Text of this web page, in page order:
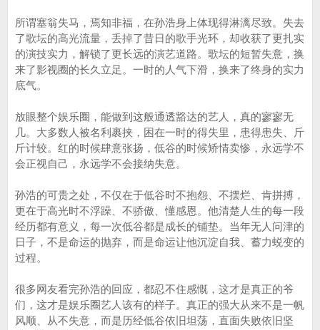
所谓塞翁失马，焉知非福，在孙浩身上体现得淋漓尽致。失去
了歌坛的高光流量，丢掉了昔日的歌手光环，却收获了更扎实
的演技实力，解锁了更长远的演艺道路。歌坛的短暂失意，换
来了影视圈的长久立足。一时的人气下滑，换来了终身的实力
底气。
放眼整个娱乐圈，能做到这般通透豁达的艺人，真的寥寥无
几。大多数人被名利裹挟，困在一时的得失里，患得患失、斤
斤计较。红的时候肆意张扬，低谷的时候矫情卖惨，永远学不
会正视自己，永远学不会接纳失意。
孙浩的可贵之处，不仅在于低谷时不抱怨、不摆烂、肯拼搏，
更在于高光时不浮躁、不骄傲、懂感恩。他清楚人生的每一段
经历都有意义，每一次低谷都是成长的铺垫。当年无人问津的
日子，不是命运的抛弃，而是命运让他沉淀自我、蓄力蜕变的
过程。
很多网友看完孙浩的回应，都忍不住感慨，这才是真正的爷
们，这才是娱乐圈艺人该有的样子。真正的强大从来不是一帆
风顺、从不失意，而是历经低谷依旧坦荡，直面失败依旧坚